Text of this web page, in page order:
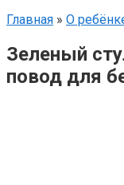
Главная » О
Зеленый
повод для